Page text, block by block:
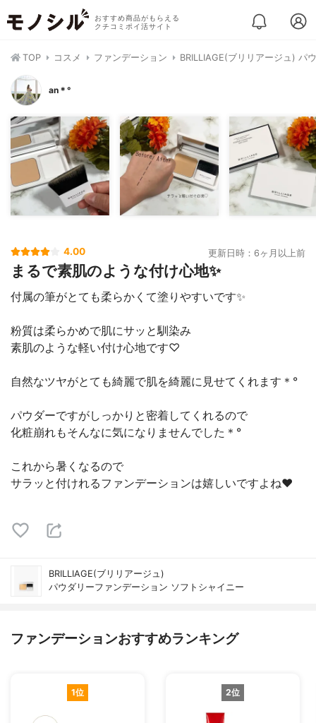
おすすめ商品がもらえる
クチコミポイ活サイト
TOP コスメ ファンデーション BRILLIAGE(ブリリアージュ) パ
an＊°
4.00 更新日時：6ヶ月以上前
まるで素肌のような付け心地✨
付属の筆がとても柔らかくて塗りやすいです✨
粉質は柔らかめで肌にサッと馴染み
素肌のような軽い付け心地です♡
自然なツヤがとても綺麗で肌を綺麗に見せてくれます＊°
パウダーですがしっかりと密着してくれるので
化粧崩れもそんなに気になりませんでした＊°
これから暑くなるので
サラッと付けれるファンデーションは嬉しいですよね❤︎
BRILLIAGE(ブリリアージュ)
パウダリーファンデーション ソフトシャイニー
ファンデーションおすすめランキング
1位 2位